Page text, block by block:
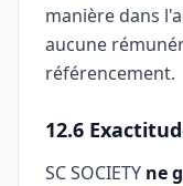
manière dans
aucune
référencement.
12.6
SC SOCIETY ne